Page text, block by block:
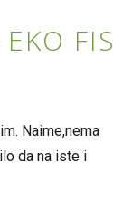
FIS
Naime,nema
da na iste i